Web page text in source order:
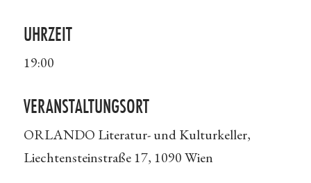
UHRZEIT
19:00
VERANSTALTUNGSORT
ORLANDO Literatur- und Kulturkeller,
Liechtensteinstraße 17, 1090 Wien